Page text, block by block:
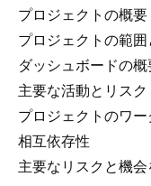
プロジェクトの概要
プロジェクトの範
ダッシュボードの
主要な活動とリスク
プロジェクトのワ
相互依存性
主要なリスクと機